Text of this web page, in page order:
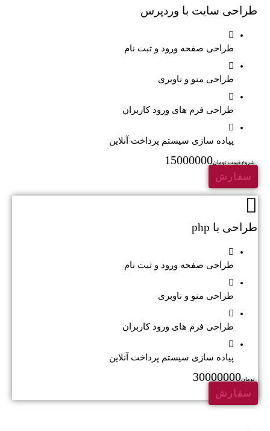
طراحی سایت با وردپرس
طراحی صفحه ورود و ثبت نام
طراحی منو و ناوبری
طراحی فرم های ورود کاربران
پیاده سازی سیستم پرداخت آنلاین
شروع قیمت تومان15000000
سفارش
طراحی با php
طراحی صفحه ورود و ثبت نام
طراحی منو و ناوبری
طراحی فرم های ورود کاربران
پیاده سازی سیستم پرداخت آنلاین
تومان30000000
سفارش